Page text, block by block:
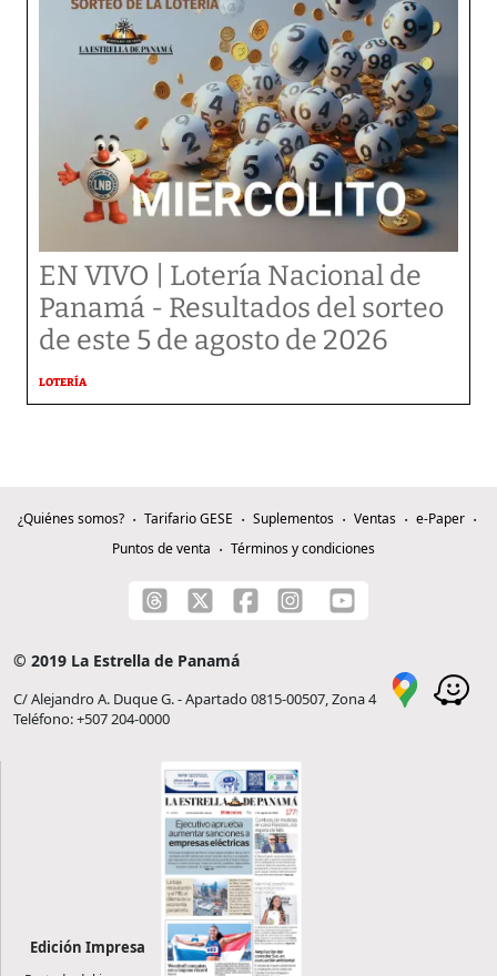
EN VIVO | Lotería Nacional de
Panamá - Resultados del sorteo
de este 5 de agosto de 2026
LOTERÍA
¿Quiénes somos? Tarifario GESE Suplementos Ventas
e-Paper
Puntos de venta
Términos y condiciones
© 2019 La Estrella de Panamá
C/ Alejandro A. Duque G. - Apartado 0815-00507, Zona 4
Teléfono: +507 204-0000
Edición Impresa